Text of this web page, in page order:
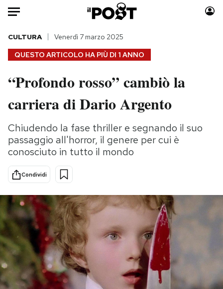
Auto
HOME
Italia
Politica
Tecnologia
Internet
Scienza
Cultura
Economia
Sport
Moda
Consumismi
Storie/Idee
Ok Boomer!
Media
Mondiali calcio 2026
PODCAST
NEWSLETTER
QUESTO ARTICOLO HA PIÙ DI 1 ANNO
CULTURA Venerdì 7 marzo 2025
“Profondo rosso” cambiò la
carriera di Dario Argento
Chiudendo la fase thriller e segnando il suo
passaggio all'horror, il genere per cui è
conosciuto in tutto il mondo
Condividi